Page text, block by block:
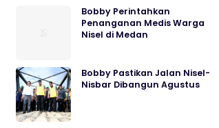
Bobby Perintahkan
Penanganan Medis Warga
Nisel di Medan
Bobby Pastikan Jalan Nisel-
Nisbar Dibangun Agustus